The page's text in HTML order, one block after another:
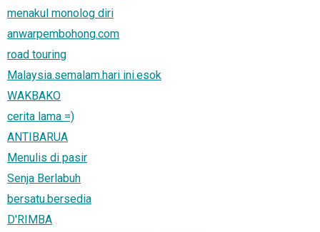
menakul monolog diri
anwarpembohong.com
road touring
Malaysia.semalam.hari ini.esok
WAKBAKO
cerita lama =)
ANTIBARUA
Menulis di pasir
Senja Berlabuh
bersatu.bersedia
D'RIMBA